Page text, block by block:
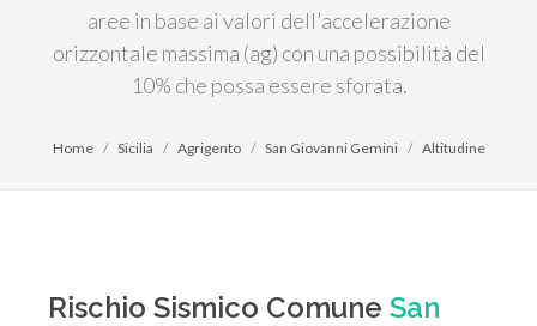
aree in base ai valori dell'accelerazione
orizzontale massima (ag) con una possibilità del
10% che possa essere sforata.
Home Sicilia Agrigento San Giovanni Gemini Altitudine
Rischio Sismico Comune San